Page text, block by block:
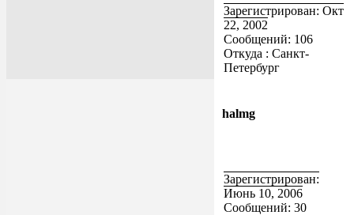
Зарегистрирован: Окт
22, 2002
Сообщений: 106
Откуда : Санкт-
Петербург
halmg
Зарегистрирован:
Июнь 10, 2006
Сообщений: 30